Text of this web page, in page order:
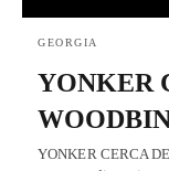
GEORGIA
YONKER
YONKER CERCA